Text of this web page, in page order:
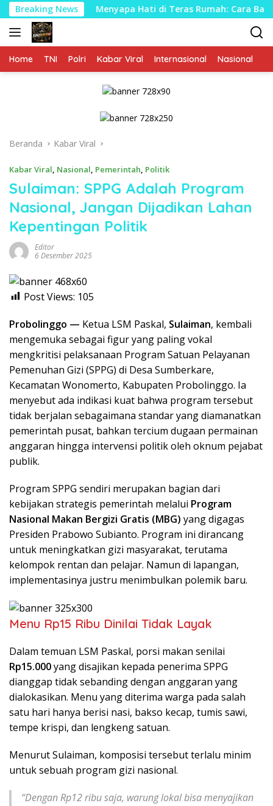
Langsung
ke
konten
Breaking News
Menyapa Hati di Teras Rumah: Cara Babinsa Kesongo
Home TNI Polri Kabar Viral Internasional Nasional
Beranda Kabar Viral
Kabar Viral Nasional Pemerintah Politik
Sulaiman: SPPG Adalah Program
Nasional, Jangan Dijadikan Lahan
Kepentingan Politik
Editor
6 Desember 2025
Post Views: 105
Probolinggo — Ketua LSM Paskal, Sulaiman, kembali
mengemuka sebagai figur yang paling vokal
mengkritisi pelaksanaan Program Satuan Pelayanan
Pemenuhan Gizi (SPPG) di Desa Sumberkare,
Kecamatan Wonomerto, Kabupaten Probolinggo. Ia
menyebut ada indikasi kuat bahwa program tersebut
tidak berjalan sebagaimana standar yang diamanatkan
pemerintah pusat, bahkan tercium dugaan permainan
anggaran hingga intervensi politik oleh oknum pejabat
publik.
Program SPPG sendiri merupakan bagian dari
kebijakan strategis pemerintah melalui Program
Nasional Makan Bergizi Gratis (MBG) yang digagas
Presiden Prabowo Subianto. Program ini dirancang
untuk meningkatkan gizi masyarakat, terutama
kelompok rentan dan pelajar. Namun di lapangan,
implementasinya justru menimbulkan polemik baru.
Menu Rp15 Ribu Dinilai Tidak Layak
Dalam temuan LSM Paskal, porsi makan senilai
Rp15.000yang disajikan kepada penerima SPPG
dianggap tidak sebanding dengan anggaran yang
dialokasikan. Menu yang diterima warga pada salah
satu hari hanya berisi nasi, bakso kecap, tumis sawi,
tempe krispi, dan lengkeng satuan.
Menurut Sulaiman, komposisi tersebut terlalu minim
untuk sebuah program gizi nasional.
“Dengan Rp12 ribu saja, warung lokal bisa menyajikan